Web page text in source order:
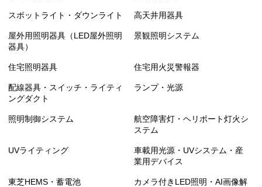
スポットライト・ダウンライト 高天井用器具
屋外用照明器具（LED屋外照明
器具）
景観照明システム
住宅照明器具 住宅用火災警報器
配線器具・スイッチ・ライティ
ングダクト
ランプ・光源
照明制御システム
航空障害灯・ヘリポート灯火シ
ステム
UVライティング
車載用光源・UVシステム・産
業用デバイス
東芝HEMS・蓄電池
カメラ付きLED照明・AI画像解